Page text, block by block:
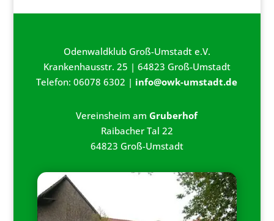
Odenwaldklub Groß-Umstadt e.V.
Krankenhausstr. 25 | 64823 Groß-Umstadt
Telefon: 06078 6302 | info@owk-umstadt.de
Vereinsheim amGruberhof
Raibacher Tal 22
64823 Groß-Umstadt